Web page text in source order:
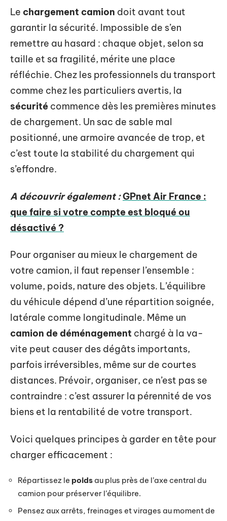
Le chargement camion doit avant tout
garantir la sécurité. Impossible de s’en
remettre au hasard : chaque objet, selon sa
taille et sa fragilité, mérite une place
réfléchie. Chez les professionnels du transport
comme chez les particuliers avertis, la
sécurité commence dès les premières minutes
de chargement. Un sac de sable mal
positionné, une armoire avancée de trop, et
c’est toute la stabilité du chargement qui
s’effondre.
A découvrir également :GPnet Air France :
que faire si votre compte est bloqué ou
désactivé ?
Pour organiser au mieux le chargement de
votre camion, il faut repenser l’ensemble :
volume, poids, nature des objets. L’équilibre
du véhicule dépend d’une répartition soignée,
latérale comme longitudinale. Même un
camion de déménagement chargé à la va-
vite peut causer des dégâts importants,
parfois irréversibles, même sur de courtes
distances. Prévoir, organiser, ce n’est pas se
contraindre : c’est assurer la pérennité de vos
biens et la rentabilité de votre transport.
Voici quelques principes à garder en tête pour
charger efficacement :
Répartissez le poids au plus près de l’axe central du
camion pour préserver l’équilibre.
Pensez aux arrêts, freinages et virages au moment de